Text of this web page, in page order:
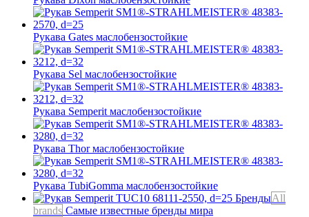
Рукава Gates маслобензостойкие
Рукава Sel маслобензостойкие
Рукава Semperit маслобензостойкие
Рукава Thorмаслобензостойкие
Рукава TubiGomma маслобензостойкие
БрендыAll
brands Самые известные бренды мира